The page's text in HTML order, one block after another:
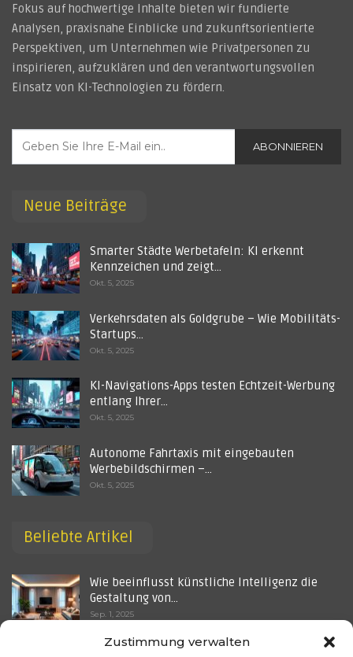
Zustimmung verwalten
Fokus auf hochwertige Inhalte bieten wir fundierte
Analysen, praxisnahe Einblicke und zukunftsorientierte
Perspektiven, um Unternehmen wie Privatpersonen zu
inspirieren, aufzuklären und den verantwortungsvollen
Einsatz von KI-Technologien zu fördern.
ABONNIEREN
Neue Beiträge
Smarter Städte Werbetafeln: KI erkennt
Kennzeichen und zeigt…
Okt. 5, 2025
Verkehrsdaten als Goldgrube – Wie Mobilitäts-
Startups…
Okt. 5, 2025
KI-Navigations-Apps testen Echtzeit-Werbung
entlang Ihrer…
Okt. 5, 2025
Autonome Fahrtaxis mit eingebauten
Werbebildschirmen –…
Okt. 5, 2025
Beliebte Artikel
Wie beeinflusst künstliche Intelligenz die
Gestaltung von…
Sep. 1, 2025
Werbekampagnen aus der Blackbox –